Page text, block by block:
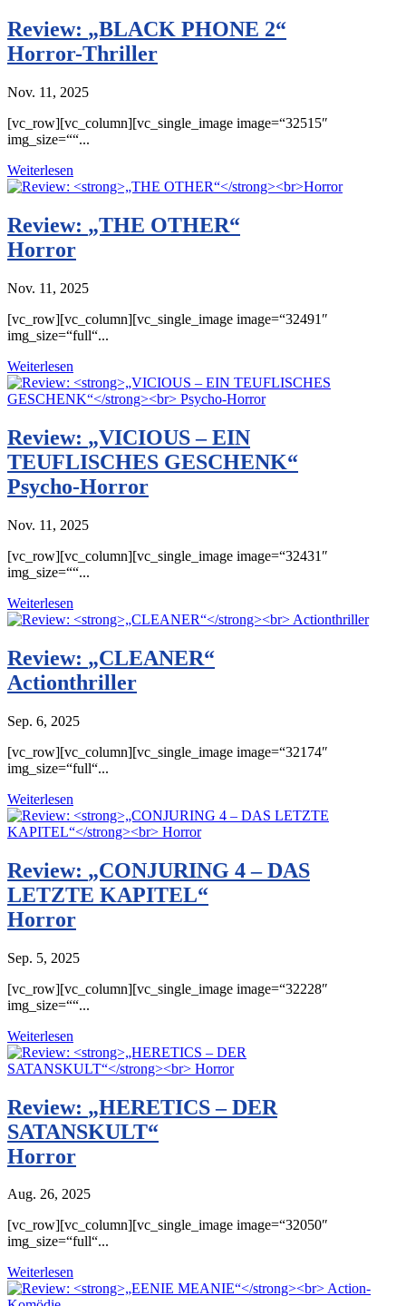
Review: „BLACK PHONE 2“
Horror-Thriller
Nov. 11, 2025
[vc_row][vc_column][vc_single_image image=“32515″
img_size=““...
Weiterlesen
Review: „THE OTHER“
Horror
Nov. 11, 2025
[vc_row][vc_column][vc_single_image image=“32491″
img_size=“full“...
Weiterlesen
Review: „VICIOUS – EIN
TEUFLISCHES GESCHENK“
Psycho-Horror
Nov. 11, 2025
[vc_row][vc_column][vc_single_image image=“32431″
img_size=““...
Weiterlesen
Review: „CLEANER“
Actionthriller
Sep. 6, 2025
[vc_row][vc_column][vc_single_image image=“32174″
img_size=“full“...
Weiterlesen
Review: „CONJURING 4 – DAS
LETZTE KAPITEL“
Horror
Sep. 5, 2025
[vc_row][vc_column][vc_single_image image=“32228″
img_size=““...
Weiterlesen
Review: „HERETICS – DER
SATANSKULT“
Horror
Aug. 26, 2025
[vc_row][vc_column][vc_single_image image=“32050″
img_size=“full“...
Weiterlesen